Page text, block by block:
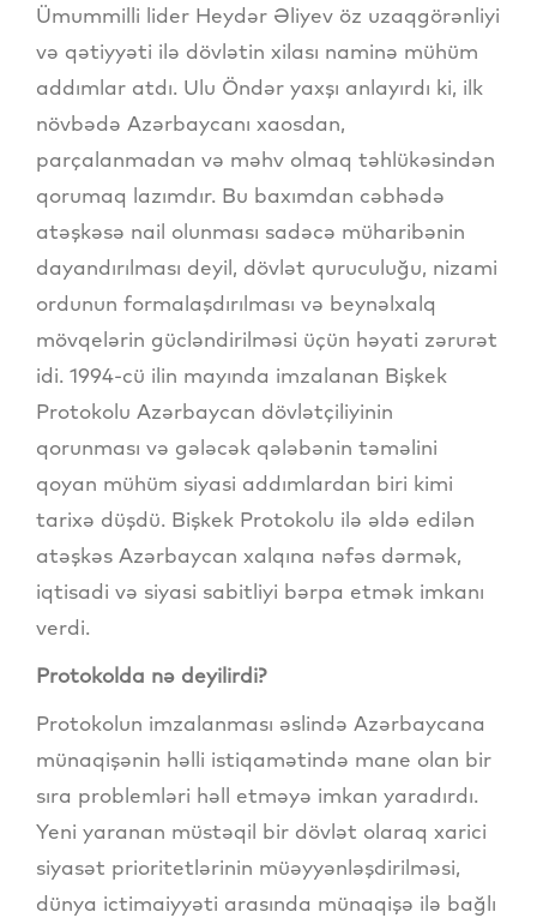
Ümummilli lider Heydər Əliyev öz uzaqgörənliyi
və qətiyyəti ilə dövlətin xilası naminə mühüm
addımlar atdı. Ulu Öndər yaxşı anlayırdı ki, ilk
növbədə Azərbaycanı xaosdan,
parçalanmadan və məhv olmaq təhlükəsindən
qorumaq lazımdır. Bu baxımdan cəbhədə
atəşkəsə nail olunması sadəcə müharibənin
dayandırılması deyil, dövlət quruculuğu, nizami
ordunun formalaşdırılması və beynəlxalq
mövqelərin gücləndirilməsi üçün həyati zərurət
idi. 1994-cü ilin mayında imzalanan Bişkek
Protokolu Azərbaycan dövlətçiliyinin
qorunması və gələcək qələbənin təməlini
qoyan mühüm siyasi addımlardan biri kimi
tarixə düşdü. Bişkek Protokolu ilə əldə edilən
atəşkəs Azərbaycan xalqına nəfəs dərmək,
iqtisadi və siyasi sabitliyi bərpa etmək imkanı
verdi.
Protokolda nə deyilirdi?
Protokolun imzalanması əslində Azərbaycana
münaqişənin həlli istiqamətində mane olan bir
sıra problemləri həll etməyə imkan yaradırdı.
Yeni yaranan müstəqil bir dövlət olaraq xarici
siyasət prioritetlərinin müəyyənləşdirilməsi,
dünya ictimaiyyəti arasında münaqişə ilə bağlı